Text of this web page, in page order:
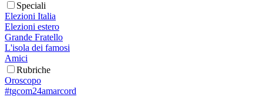
Speciali
Elezioni Italia
Elezioni estero
Grande Fratello
L'isola dei famosi
Amici
Rubriche
Oroscopo
#tgcom24amarcord